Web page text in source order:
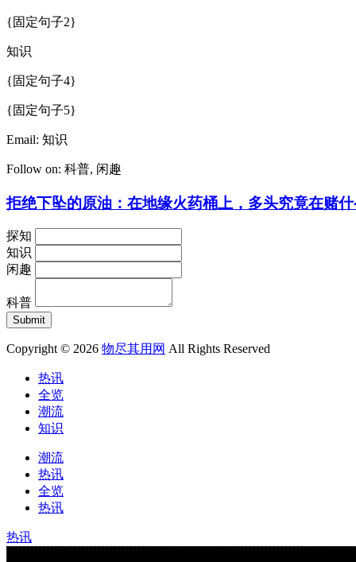
{固定句子2}
知识
{固定句子4}
{固定句子5}
Email: 知识
Follow on: 科普, 闲趣
拒绝下坠的原油：在地缘火药桶上，多头究竟在赌
探知
知识
闲趣
科普
Copyright © 2026 物尽其用网 All Rights Reserved
热讯
全览
潮流
知识
潮流
热讯
全览
热讯
热讯